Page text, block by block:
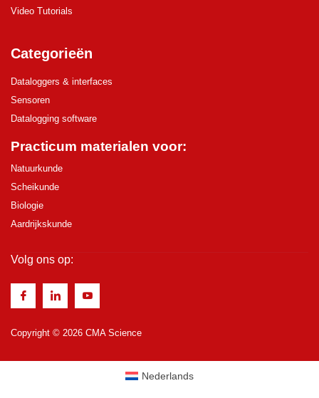
Video Tutorials
Categorieën
Dataloggers & interfaces
Sensoren
Datalogging software
Practicum materialen voor:
Natuurkunde
Scheikunde
Biologie
Aardrijkskunde
Volg ons op:
Copyright © 2026 CMA Science
Nederlands